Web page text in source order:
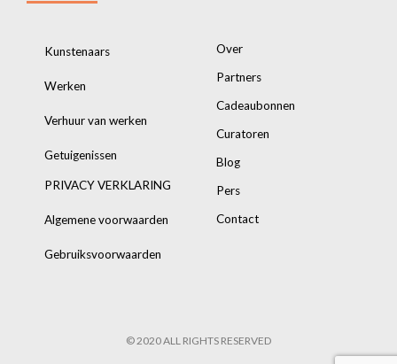
Kunstenaars
Werken
Verhuur van werken
Getuigenissen
PRIVACY VERKLARING
Algemene voorwaarden
Gebruiksvoorwaarden
Over
Partners
Cadeaubonnen
Curatoren
Blog
Pers
Contact
© 2020 ALL RIGHTS RESERVED